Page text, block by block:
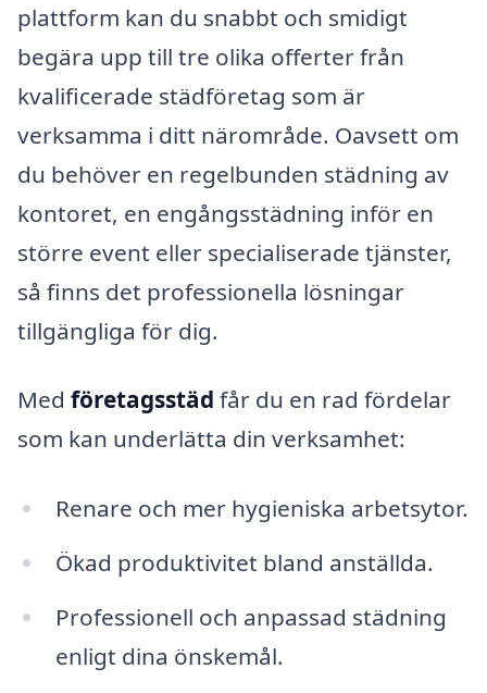
plattform kan du snabbt och smidigt
begära upp till tre olika offerter från
kvalificerade städföretag som är
verksamma i ditt närområde. Oavsett om
du behöver en regelbunden städning av
kontoret, en engångsstädning inför en
större event eller specialiserade tjänster,
så finns det professionella lösningar
tillgängliga för dig.
Med företagsstäd får du en rad fördelar
som kan underlätta din verksamhet:
Renare och mer hygieniska arbetsytor.
Ökad produktivitet bland anställda.
Professionell och anpassad städning
enligt dina önskemål.